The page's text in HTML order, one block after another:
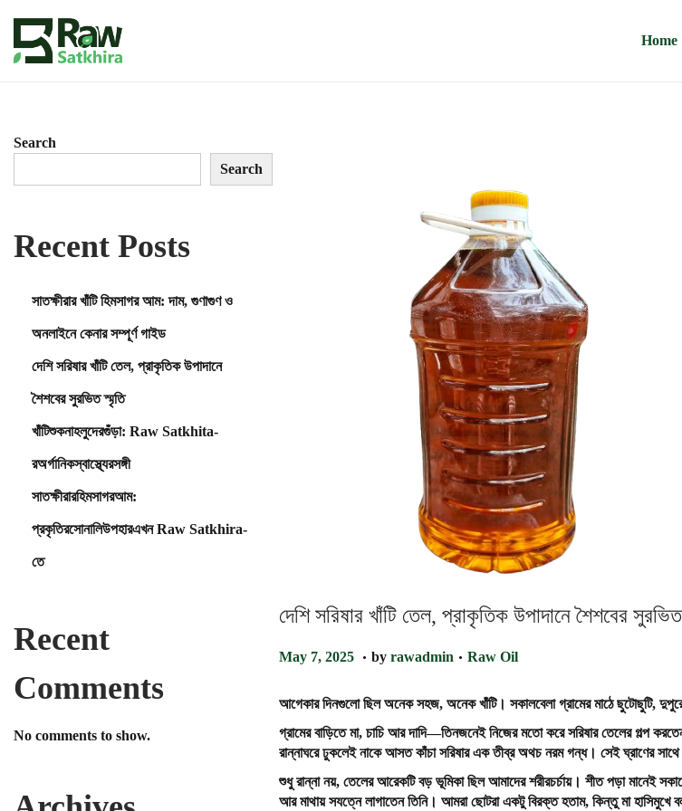
S
o
a
S
o
o
Home
দেশি সরিষার খাঁটি তেল, প্রাকৃতিক উপাদানে শৈশবের
P
e
d
May 7, 2025 A
g
s
t
2
7
. by rawadmin . P
t
e
d
i
n
Raw Oil
আগেকার দিনগুলো ছিল অনেক সহজ, অনেক খাঁটি। সকালবেলা গ্রামের মাঠে ছুটোছুটি,
গ্রামের বাড়িতে মা, চাচি আর দাদি—তিনজনেই নিজের মতো করে সরিষার তেলের গল্প
রান্নাঘরে ঢুকলেই নাকে আসত কাঁচা সরিষার এক তীব্র অথচ নরম গন্ধ। সেই ঘ্রাণের
শুধু রান্না নয়, তেলের আরেকটি বড় ভূমিকা ছিল আমাদের শরীরচর্চায়। শীত পড়া মানেই
আর মাথায় সযত্নে লাগাতেন তিনি। আমরা ছোটরা একটু বিরক্ত হতাম, কিন্তু মা হাসিমুখে
Search
Search
Recent Posts
সাতক্ষীরার খাঁটি হিমসাগর আম: দাম, গুণাগুণ ও
অনলাইনে কেনার সম্পূর্ণ গাইড
দেশি সরিষার খাঁটি তেল, প্রাকৃতিক উপাদানে
শৈশবের সুরভিত স্মৃতি
খাঁটিশুকনাহলুদেরগুঁড়া: Raw Satkhita-
রঅর্গানিকস্বাস্থ্যেরসঙ্গী
সাতক্ষীরারহিমসাগরআম:
প্রকৃতিরসোনালিউপহারএখন Raw Satkhira-
তে
Recent
Comments
No comments to show.